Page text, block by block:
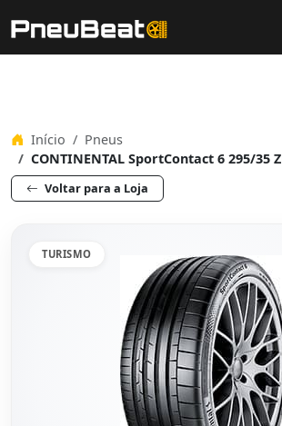
Início
Pneus
CONTINENTAL SportContact 6 295/35
Voltar para a Loja
TURISMO